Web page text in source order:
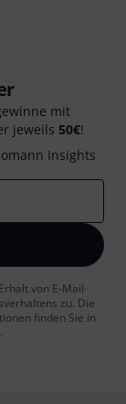
mit
jeweils 50€!
Insights
von E-Mail-
zu. Die
finden Sie in
.